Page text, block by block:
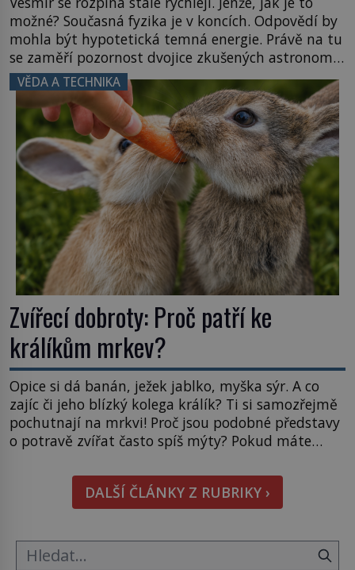
možné? Současná fyzika je v koncích. Odpovědí by
mohla být hypotetická temná energie. Právě na tu
se zaměří pozornost dvojice zkušených astronomů.
Namísto ní ale objeví něco mnohem
hmatatelnějšího. Naprosto rekordní kometu!
Astronomové Pedro Bernardinelli a Gary Bernstein
mravenčí prací zkoumají archivní snímky v rámci
Průzkumu temné energie […]
VĚDA A TECHNIKA
Zvířecí dobroty: Proč patří ke
králíkům mrkev?
Opice si dá banán, ježek jablko, myška sýr. A co
zajíc či jeho blízký kolega králík? Ti si samozřejmě
pochutnají na mrkvi! Proč jsou podobné představy
o potravě zvířat často spíš mýty? Pokud máte
i bude chutnat, ovšem měl by ji mít jen jako
občasný pamlsek. […]DALŠÍ ČLÁNKY Z RUBRIKY ›